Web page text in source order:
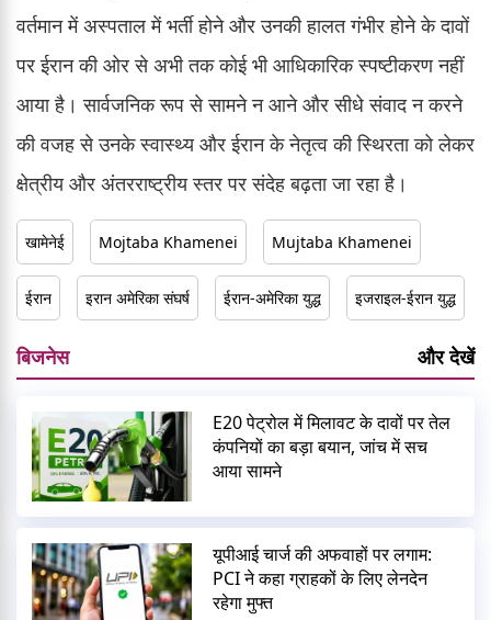
वर्तमान में अस्पताल में भर्ती होने और उनकी हालत गंभीर होने के दावों
पर ईरान की ओर से अभी तक कोई भी आधिकारिक स्पष्टीकरण नहीं
आया है। सार्वजनिक रूप से सामने न आने और सीधे संवाद न करने
की वजह से उनके स्वास्थ्य और ईरान के नेतृत्व की स्थिरता को लेकर
क्षेत्रीय और अंतरराष्ट्रीय स्तर पर संदेह बढ़ता जा रहा है।
खामेनेई Mojtaba Khamenei Mujtaba Khamenei
ईरान इरान अमेरिका संघर्ष ईरान-अमेरिका युद्ध इजराइल-ईरान युद्ध
बिजनेस और देखें
E20 पेट्रोल में मिलावट के दावों पर तेल
कंपनियों का बड़ा बयान, जांच में सच
आया सामने
यूपीआई चार्ज की अफवाहों पर लगाम:
PCI ने कहा ग्राहकों के लिए लेनदेन
रहेगा मुफ्त